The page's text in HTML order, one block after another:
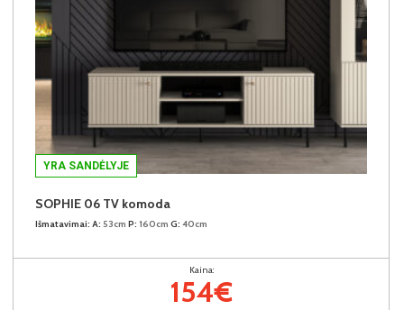
YRA SANDĖLYJE
SOPHIE 06 TV komoda
Išmatavimai: A: 53cm P: 160cm G: 40cm
Kaina:
154€